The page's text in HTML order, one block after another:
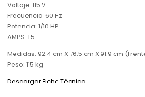
Voltaje: 115 V
Frecuencia: 60 Hz
Potencia: 1/10 HP
AMPS: 1.5
Medidas: 92.4 cm X 76.5 cm X 91.9 cm
Peso: 115 kg
Descargar Ficha Técnica